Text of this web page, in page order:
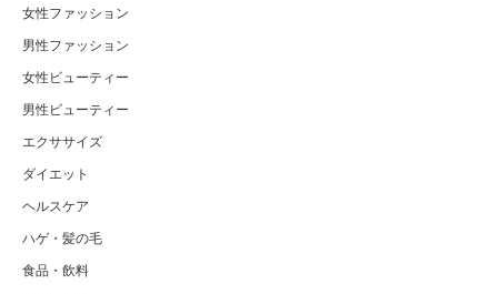
女性ファッション
男性ファッション
女性ビューティー
男性ビューティー
エクササイズ
ダイエット
ヘルスケア
ハゲ・髪の毛
食品・飲料